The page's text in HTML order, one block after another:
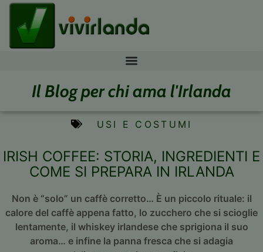
Il Blog per chi ama l'Irlanda
USI E COSTUMI
IRISH COFFEE: STORIA, INGREDIENTI E
COME SI PREPARA IN IRLANDA
Non è “solo” un caffè corretto… È un piccolo rituale: il
calore del caffè appena fatto, lo zucchero che si scioglie
lentamente, il whiskey irlandese che sprigiona il suo
aroma… e infine la panna fresca che si adagia